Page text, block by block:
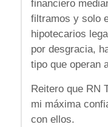
financiero
filtramos y solo
hipotecarios
por desgracia,
tipo que operan
Reitero que RN
mi máxima
con ellos.